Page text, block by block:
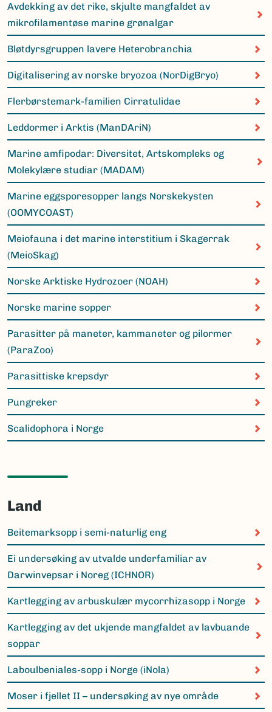
Avdekking av det rike, skjulte mangfaldet av
mikrofilamentøse marine grønalgar
Bløtdyrsgruppen lavere Heterobranchia
Digitalisering av norske bryozoa (NorDigBryo)
Flerbørstemark-familien Cirratulidae
Leddormer i Arktis (ManDAriN)
Marine amfipodar: Diversitet, Artskompleks og
Molekylære studiar (MADAM)
Marine eggsporesopper langs Norskekysten
(OOMYCOAST)
Meiofauna i det marine interstitium i Skagerrak
(MeioSkag)
Norske Arktiske Hydrozoer (NOAH)
Norske marine sopper
Parasitter på maneter, kammaneter og pilormer
(ParaZoo)
Parasittiske krepsdyr
Pungreker
Scalidophora i Norge
Land
Beitemarksopp i semi-naturlig eng
Ei undersøking av utvalde underfamiliar av
Darwinvepsar i Noreg (ICHNOR)
Kartlegging av arbuskulær mycorrhizasopp i Norge
Kartlegging av det ukjende mangfaldet av lavbuande
soppar
Laboulbeniales-sopp i Norge (iNola)
Moser i fjellet II – undersøking av nye område